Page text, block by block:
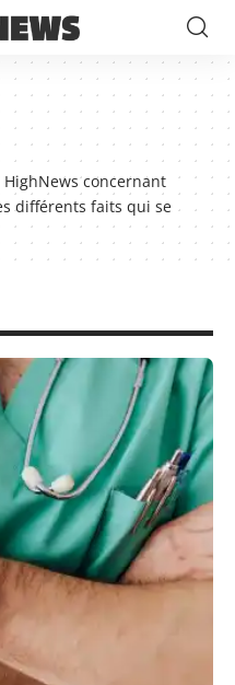
concernant
différents faits qui se